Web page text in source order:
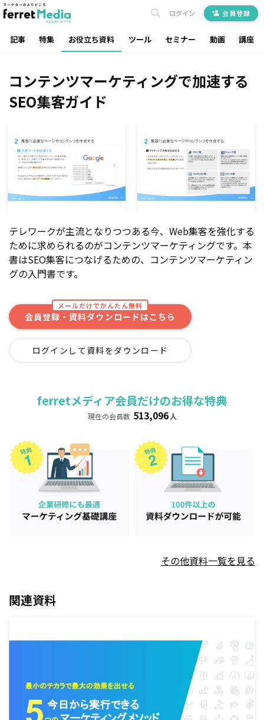
記事 特集 お役立ち資料 ツール セミナー 動画 講座
ログイン 会員登録
コンテンツマーケティングで加速する
SEO集客ガイド
テレワークが主流となりつつある今、Web集客を強化する
ために求められるのがコンテンツマーケティングです。本
書はSEO集客につなげるための、コンテンツマーケティン
グの入門書です。
メールだけでかんたん無料
会員登録・資料ダウンロードはこちら
ログインして資料をダウンロード
ferretメディア会員だけのお得な特典
現在の会員数 513,096 人
その他資料一覧を見る
関連資料